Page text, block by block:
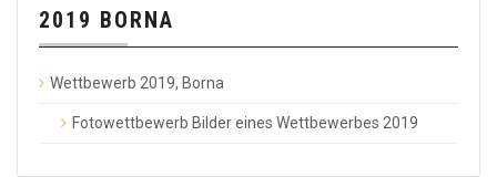
2019 BORNA
Wettbewerb 2019, Borna
Fotowettbewerb Bilder eines Wettbewerbes 2019